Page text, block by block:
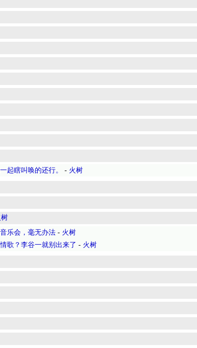
起瞎叫唤的还行。
- 火树
树
乐会，毫无办法 - 火树
歌？李谷一就别出来了 - 火树